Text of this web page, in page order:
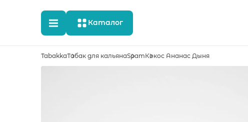
Каталог
TabakkaТабак для кальянаSpamКокос Ананас Дыня